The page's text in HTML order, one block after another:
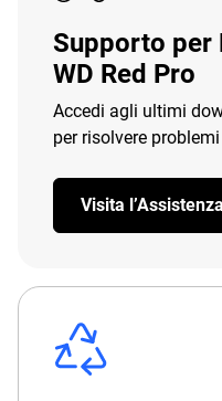
Supporto per
WD Red Pro
Accedi agli ultimi
per risolvere
Visita